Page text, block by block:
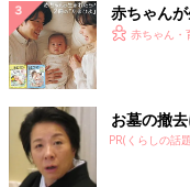
すぐに食べられる
最強アイテムも！
みなさんのおすすめは
コチェックをするとい
でしょうか。子育て家
活用術について伺いまし
赤ちゃん
赤ちゃん・
お墓の撤
PR(くらしの話